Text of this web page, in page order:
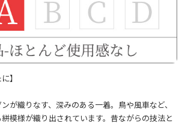
】
が織りなす、深みのある一着。鳥や風車など、
模様が織り出されています。昔ながらの技法と